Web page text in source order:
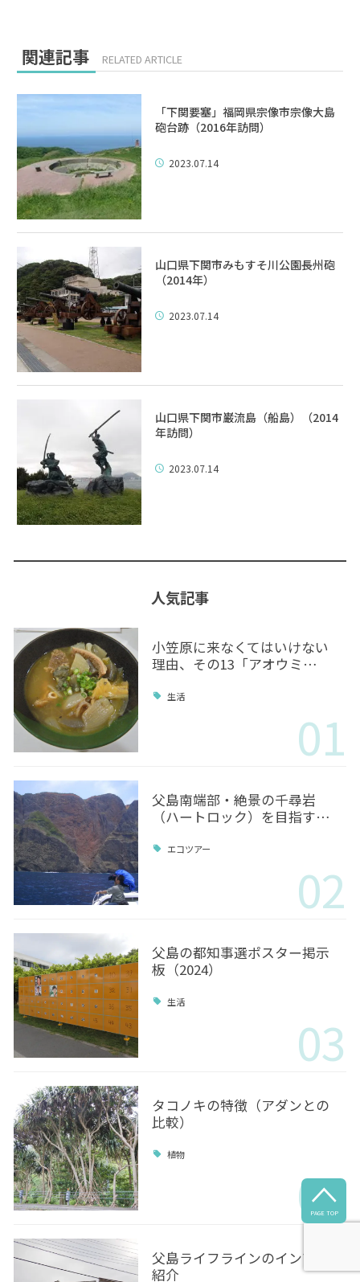
関連記事 RELATED ARTICLE
「下関要塞」福岡県宗像市宗像大島
砲台跡（2016年訪問）
2023.07.14
山口県下関市みもすそ川公園長州砲
（2014年）
2023.07.14
山口県下関市巌流島（船島）（2014
年訪問）
2023.07.14
人気記事
小笠原に来なくてはいけない
理由、その13「アオウミ…
生活
01
父島南端部・絶景の千尋岩
（ハートロック）を目指す…
エコツアー
02
父島の都知事選ポスター掲示
板（2024）
生活
03
タコノキの特徴（アダンとの
比較）
植物
04
父島ライフラインのインフラ
紹介

PAGE TOP